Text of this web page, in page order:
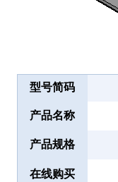
型号简码
产品名称
产品规格
在线购买